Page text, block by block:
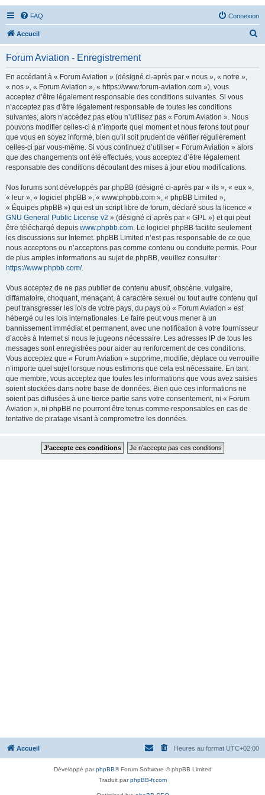
FAQ Connexion
Accueil
Forum Aviation - Enregistrement
En accédant à « Forum Aviation » (désigné ci-après par « nous », « notre »,
« nos », « Forum Aviation », « https://www.forum-aviation.com »), vous
acceptez d’être légalement responsable des conditions suivantes. Si vous
n’acceptez pas d’être légalement responsable de toutes les conditions
suivantes, alors n’accédez pas et/ou n’utilisez pas « Forum Aviation ». Nous
pouvons modifier celles-ci à n’importe quel moment et nous ferons tout pour
que vous en soyez informé, bien qu’il soit prudent de vérifier régulièrement
celles-ci par vous-même. Si vous continuez d’utiliser « Forum Aviation » alors
que des changements ont été effectués, vous acceptez d’être légalement
responsable des conditions découlant des mises à jour et/ou modifications.
Nos forums sont développés par phpBB (désigné ci-après par « ils », « eux »,
« leur », « logiciel phpBB », « www.phpbb.com », « phpBB Limited »,
« Équipes phpBB ») qui est un script libre de forum, déclaré sous la licence «
GNU General Public License v2 » (désigné ci-après par « GPL ») et qui peut
être téléchargé depuis www.phpbb.com. Le logiciel phpBB facilite seulement
les discussions sur Internet. phpBB Limited n’est pas responsable de ce que
nous acceptons ou n’acceptons pas comme contenu ou conduite permis. Pour
de plus amples informations au sujet de phpBB, veuillez consulter :
https://www.phpbb.com/.
Vous acceptez de ne pas publier de contenu abusif, obscène, vulgaire,
diffamatoire, choquant, menaçant, à caractère sexuel ou tout autre contenu qui
peut transgresser les lois de votre pays, du pays où « Forum Aviation » est
hébergé ou les lois internationales. Le faire peut vous mener à un
bannissement immédiat et permanent, avec une notification à votre fournisseur
d’accès à Internet si nous le jugeons nécessaire. Les adresses IP de tous les
messages sont enregistrées pour aider au renforcement de ces conditions.
Vous acceptez que « Forum Aviation » supprime, modifie, déplace ou verrouille
n’importe quel sujet lorsque nous estimons que cela est nécessaire. En tant
que membre, vous acceptez que toutes les informations que vous avez saisies
soient stockées dans notre base de données. Bien que ces informations ne
soient pas diffusées à une tierce partie sans votre consentement, ni « Forum
Aviation », ni phpBB ne pourront être tenus comme responsables en cas de
tentative de piratage visant à compromettre les données.
Accueil Heures au format UTC+02:00
Développé parphpBB® Forum Software © phpBB Limited
Traduit parphpBB-fr.com